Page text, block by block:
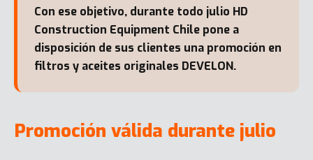
Con ese objetivo, durante todo julio HD
Construction Equipment Chile pone a
disposición de sus clientes una promoción en
filtros y aceites originales DEVELON.
Promoción válida durante julio